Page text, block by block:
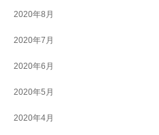
2020年8月
2020年7月
2020年6月
2020年5月
2020年4月